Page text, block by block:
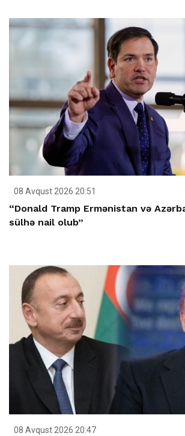
08 Avqust 2026 20:51
“Donald Tramp Ermənistan və
sülhə nail olub”
08 Avqust 2026 20:47